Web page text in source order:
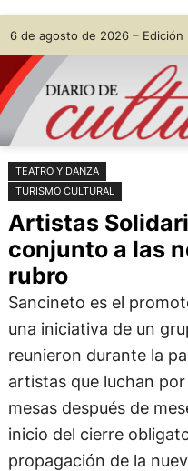
Saltar
al
contenido
Skip
to
content
6 de agosto de 2026 – Edición
TEATRO Y DANZA
TURISMO CULTURAL
Artistas
conjunto a las
rubro
Sancineto es el
una iniciativa de un
reunieron durante la
artistas que luchan
mesas después de
inicio del cierre
propagación de la